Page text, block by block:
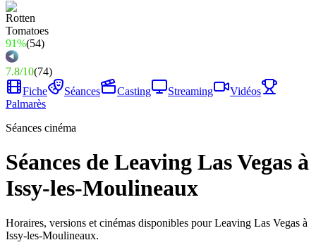
91%(54)
7.8/10(74)
Fiche
Séances Casting Streaming
Vidéos
Palmarès
Séances cinéma
Séances de Leaving Las Vegas à
Issy-les-Moulineaux
Horaires, versions et cinémas disponibles pour Leaving Las Vegas à
Issy-les-Moulineaux.